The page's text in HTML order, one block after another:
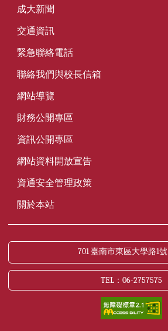
成大新聞
交通資訊
緊急聯絡電話
聯絡我們與校長信箱
網站導覽
財務公開專區
資訊公開專區
網站資料開放宣告
資通安全管理政策
關於本站
701 臺南市東區大學路1號
TEL：06-2757575